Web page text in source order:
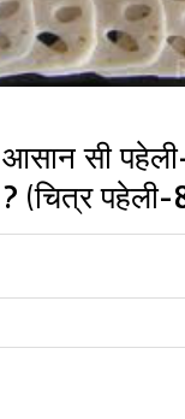
सी
(चित्र